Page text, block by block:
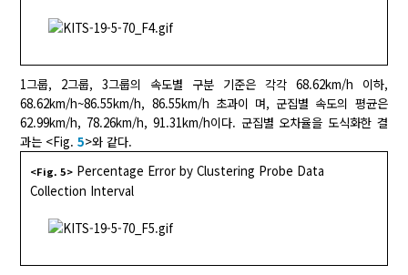
1그룹, 2그룹, 3그룹의 속도별 구분 기준은 각각 68.62km/h 이하,
68.62km/h~86.55km/h, 86.55km/h 초과이 며, 군집별 속도의 평균은
62.99km/h, 78.26km/h, 91.31km/h이다. 군집별 오차율을 도식화한 결
과는 <Fig.5>와 같다.
<Fig. 5> Percentage Error by Clustering Probe Data
Collection Interval